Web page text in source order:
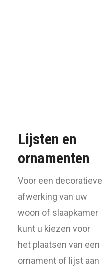
Lijsten en
ornamenten
Voor een decoratieve
afwerking van uw
woon of slaapkamer
kunt u kiezen voor
het plaatsen van een
ornament of lijst aan